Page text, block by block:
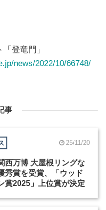
登竜門」
news/2022/10/66748/
事
25/11/20
西万博 大屋根リングな
秀賞を受賞、「ウッド
賞2025」上位賞が決定